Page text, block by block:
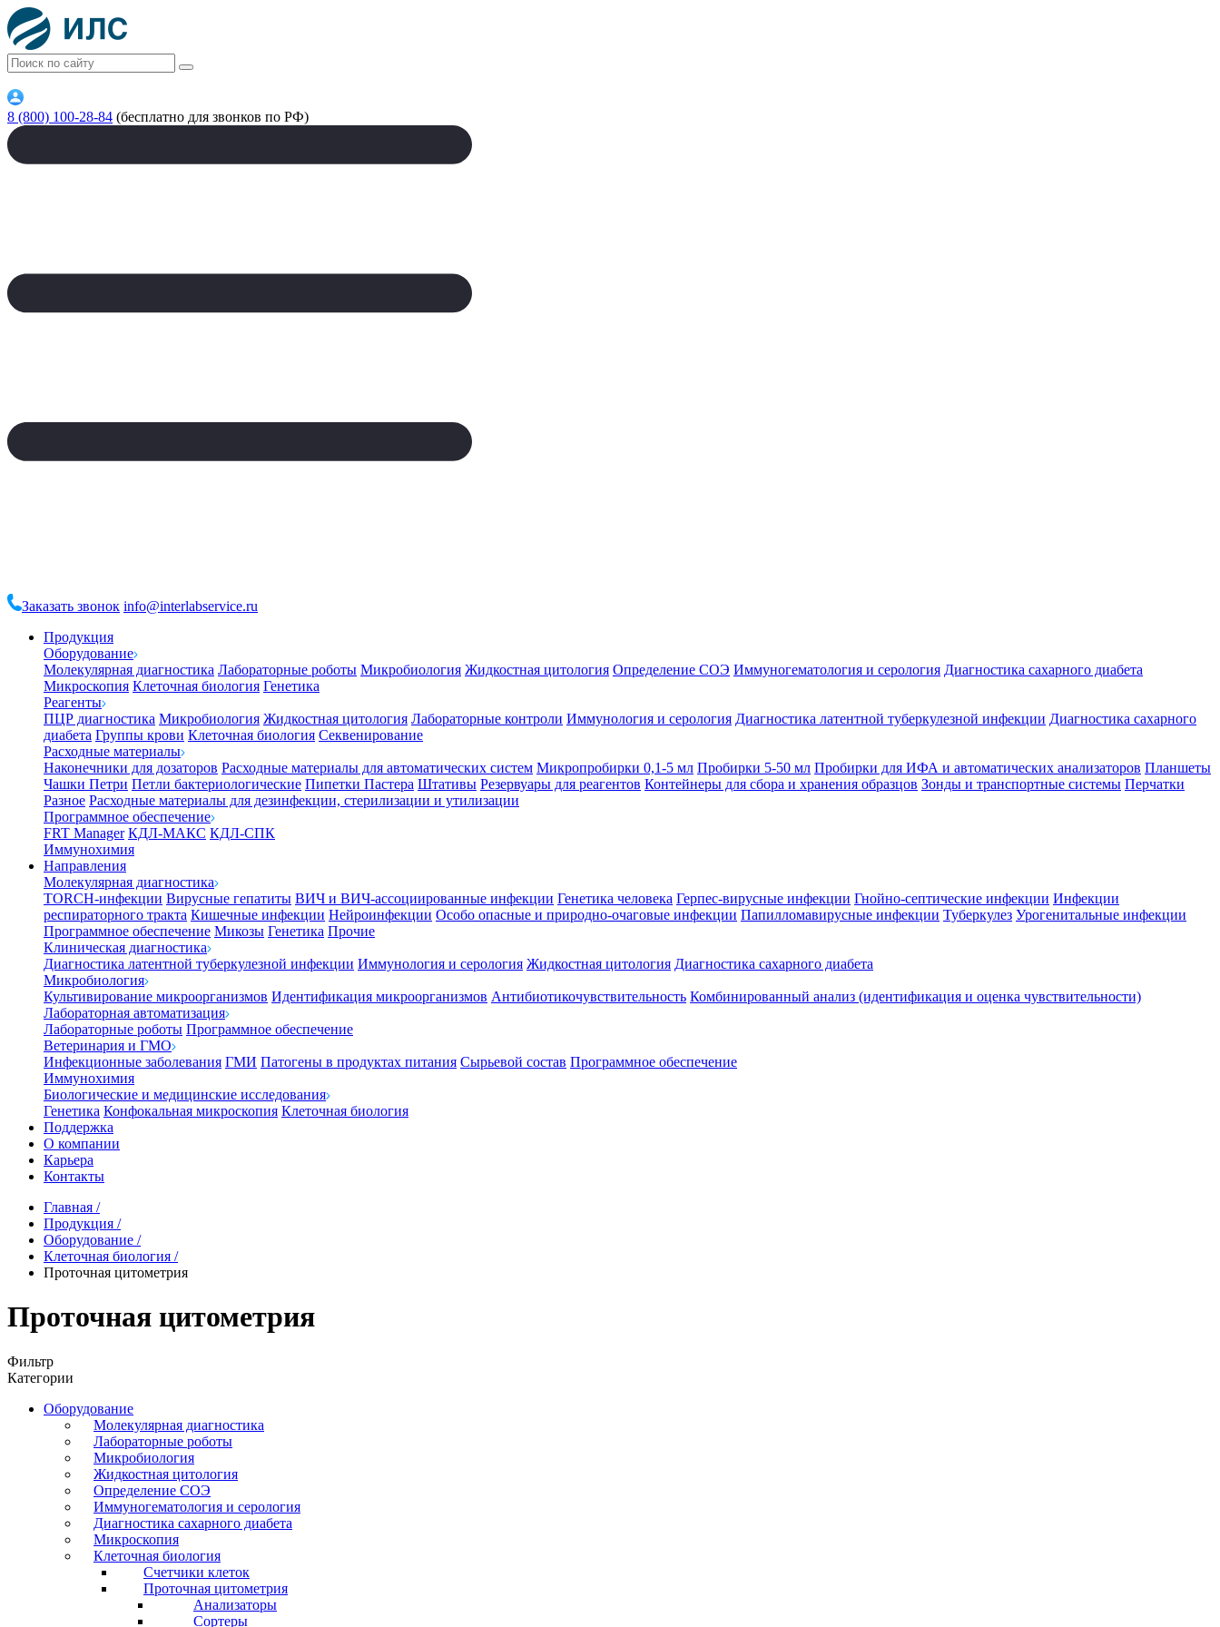
8 (800) 100-28-84 (бесплатно для звонков по РФ)
Заказать звонок info@interlabservice.ru
Продукция
Оборудование
Молекулярная диагностика Лабораторные роботы Микробиология Жидкостная цитология Определение СОЭ Иммуногематология и серология Диагностика сахарного диабета
Микроскопия Клеточная биология Генетика
Реагенты
ПЦР диагностика Микробиология Жидкостная цитология Лабораторные контроли Иммунология и серология Диагностика латентной туберкулезной инфекции Диагностика сахарного
диабета Группы крови Клеточная биология Секвенирование
Расходные материалы
Наконечники для дозаторов Расходные материалы для автоматических систем Микропробирки 0,1-5 мл Пробирки 5-50 мл Пробирки для ИФА и автоматических анализаторов Планшеты
Чашки Петри Петли бактериологические Пипетки Пастера Штативы Резервуары для реагентов Контейнеры для сбора и хранения образцов Зонды и транспортные системы Перчатки
Разное Расходные материалы для дезинфекции, стерилизации и утилизации
Программное обеспечение
FRT Manager КДЛ-МАКС КДЛ-СПК
Иммунохимия
Направления
Молекулярная диагностика
TORCH-инфекции Вирусные гепатиты ВИЧ и ВИЧ-ассоциированные инфекции Генетика человека Герпес-вирусные инфекции Гнойно-септические инфекции Инфекции
респираторного тракта Кишечные инфекции Нейроинфекции Особо опасные и природно-очаговые инфекции Папилломавирусные инфекции Туберкулез Урогенитальные инфекции
Программное обеспечение Микозы Генетика Прочие
Клиническая диагностика
Диагностика латентной туберкулезной инфекции Иммунология и серология Жидкостная цитология Диагностика сахарного диабета
Микробиология
Культивирование микроорганизмов Идентификация микроорганизмов Антибиотикочувствительность Комбинированный анализ (идентификация и оценка чувствительности)
Лабораторная автоматизация
Лабораторные роботы Программное обеспечение
Ветеринария и ГМО
Инфекционные заболевания ГМИ Патогены в продуктах питания Сырьевой состав Программное обеспечение
Иммунохимия
Биологические и медицинские исследования
Генетика Конфокальная микроскопия Клеточная биология
Поддержка
О компании
Карьера
Контакты
Главная /
Продукция /
Оборудование /
Клеточная биология /
Проточная цитометрия
Проточная цитометрия
Фильтр
Категории
Оборудование
Молекулярная диагностика
Лабораторные роботы
Микробиология
Жидкостная цитология
Определение СОЭ
Иммуногематология и серология
Диагностика сахарного диабета
Микроскопия
Клеточная биология
Счетчики клеток
Проточная цитометрия
Анализаторы
Сортеры